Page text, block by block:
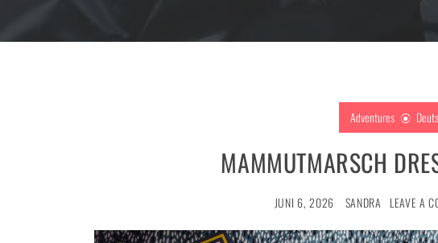
Adventures
MAMMUTMARSCH
JUNI 6, 2026 SANDRA LEAVE A